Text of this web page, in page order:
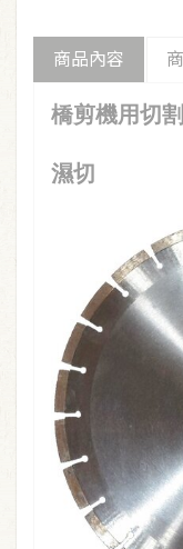
商品內容
橋剪機用切
濕切